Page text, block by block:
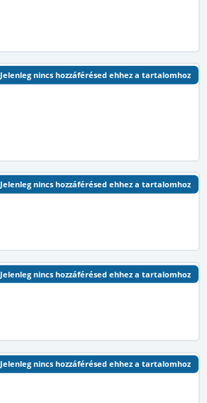
Jelenleg nincs hozzáférésed ehhez a tartalomhoz
Jelenleg nincs hozzáférésed ehhez a tartalomhoz
Jelenleg nincs hozzáférésed ehhez a tartalomhoz
Jelenleg nincs hozzáférésed ehhez a tartalomhoz